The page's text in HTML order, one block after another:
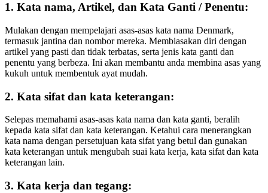
1. Kata nama, Artikel, dan Kata Ganti / Penentu:
Mulakan dengan mempelajari asas-asas kata nama Denmark,
termasuk jantina dan nombor mereka. Membiasakan diri dengan
artikel yang pasti dan tidak terbatas, serta jenis kata ganti dan
penentu yang berbeza. Ini akan membantu anda membina asas yang
kukuh untuk membentuk ayat mudah.
2. Kata sifat dan kata keterangan:
Selepas memahami asas-asas kata nama dan kata ganti, beralih
kepada kata sifat dan kata keterangan. Ketahui cara menerangkan
kata nama dengan persetujuan kata sifat yang betul dan gunakan
kata keterangan untuk mengubah suai kata kerja, kata sifat dan kata
keterangan lain.
3. Kata kerja dan tegang: